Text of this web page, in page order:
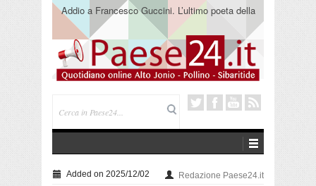
Addio a Francesco Guccini. L’ultimo poeta della
canzone impegnata
Added on 2025/12/02 Redazione Paese24.it